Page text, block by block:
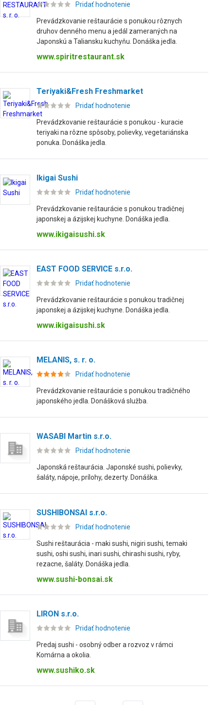
Pridať hodnotenie
Prevádzkovanie reštaurácie s ponukou rôznych
druhov denného menu a jedál zameraných na
Japonskú a Taliansku kuchyňu. Donáška jedla.
www.spiritrestaurant.sk
Teriyaki&Fresh Freshmarket
Pridať hodnotenie
Prevádzkovanie reštaurácie s ponukou - kuracie
teriyaki na rôzne spôsoby, polievky, vegetariánska
ponuka. Donáška jedla.
Ikigai Sushi
Pridať hodnotenie
Prevádzkovanie reštaurácie s ponukou tradičnej
japonskej a ázijskej kuchyne. Donáška jedla.
www.ikigaisushi.sk
EAST FOOD SERVICE s.r.o.
Pridať hodnotenie
Prevádzkovanie reštaurácie s ponukou tradičnej
japonskej a ázijskej kuchyne. Donáška jedla.
www.ikigaisushi.sk
MELANIS, s. r. o.
Pridať hodnotenie
Prevádzkovanie reštaurácie s ponukou tradičného
japonského jedla. Donášková služba.
WASABI Martin s.r.o.
Pridať hodnotenie
Japonská reštaurácia. Japonské sushi, polievky,
šaláty, nápoje, prílohy, dezerty. Donáška.
SUSHIBONSAI s.r.o.
Pridať hodnotenie
Sushi reštaurácia - maki sushi, nigiri sushi, temaki
sushi, oshi sushi, inari sushi, chirashi sushi, ryby,
rezacne, šaláty. Donáška jedla.
www.sushi-bonsai.sk
LIRON s.r.o.
Pridať hodnotenie
Predaj sushi - osobný odber a rozvoz v rámci
Komárna a okolia.
www.sushiko.sk